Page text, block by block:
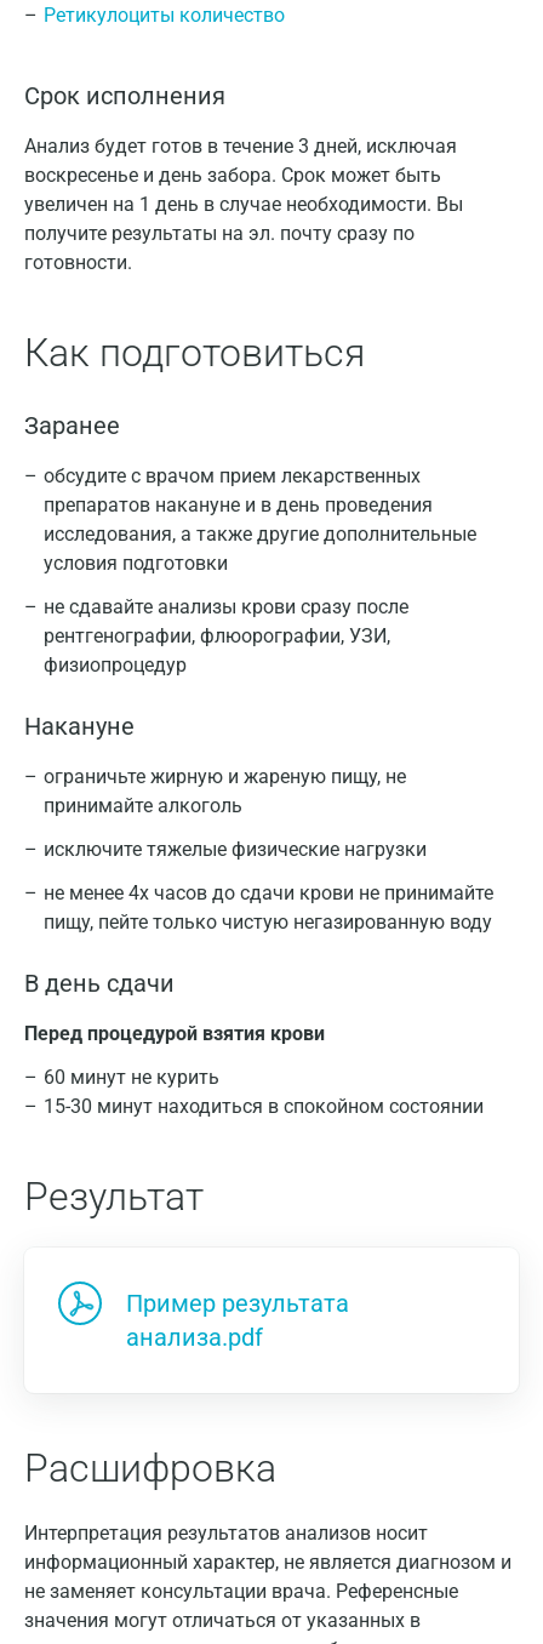
Ретикулоциты количество
Срок исполнения
Анализ будет готов в течение 3 дней, исключая
воскресенье и день забора. Срок может быть
увеличен на 1 день в случае необходимости. Вы
получите результаты на эл. почту сразу по
готовности.
Как подготовиться
Заранее
обсудите с врачом прием лекарственных
препаратов накануне и в день проведения
исследования, а также другие дополнительные
условия подготовки
не сдавайте анализы крови сразу после
рентгенографии, флюорографии, УЗИ,
физиопроцедур
Накануне
ограничьте жирную и жареную пищу, не
принимайте алкоголь
исключите тяжелые физические нагрузки
не менее 4х часов до сдачи крови не принимайте
пищу, пейте только чистую негазированную воду
В день сдачи
Перед процедурой взятия крови
60 минут не курить
15-30 минут находиться в спокойном состоянии
Результат
Пример результата
анализа.pdf
Расшифровка
Интерпретация результатов анализов носит
информационный характер, не является диагнозом и
не заменяет консультации врача. Референсные
значения могут отличаться от указанных в